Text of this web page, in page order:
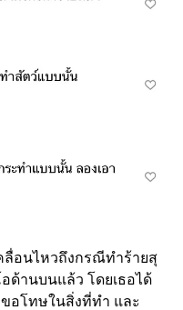
ลื่อนไหวถึงกรณีทำร้ายสุ
านบนแล้ว โดยเธอได้
อโทษในสิ่งที่ทำ และ